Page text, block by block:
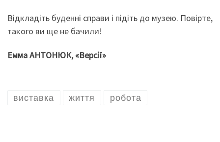
Відкладіть буденні справи і підіть до музею. Повірте,
такого ви ще не бачили!
Емма АНТОНЮК, «Версії»
виставка життя робота